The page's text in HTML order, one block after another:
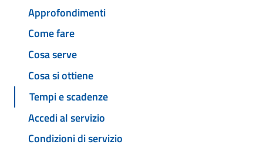
Approfondimenti
Come fare
Cosa serve
Cosa si ottiene
Tempi e scadenze
Accedi al servizio
Condizioni di servizio